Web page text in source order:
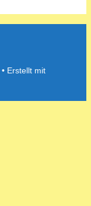
• Erstellt mit